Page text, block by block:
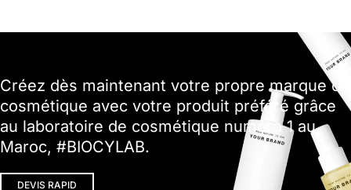
Créez dès maintenant votre propre marque de
cosmétique avec votre produit préféré grâce
au laboratoire de cosmétique numéro 1 au
Maroc, #BIOCYLAB.
DEVIS RAPID